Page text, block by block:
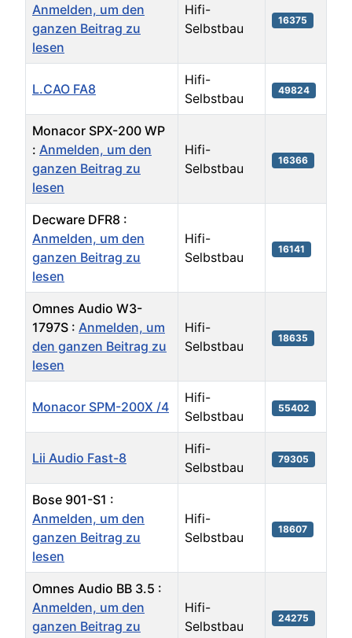
Anmelden, um den
ganzen Beitrag zu
lesen
Hifi-
Selbstbau
16375
L.CAO FA8
Hifi-
Selbstbau
49824
Monacor SPX-200 WP
: Anmelden, um den
ganzen Beitrag zu
lesen
Hifi-
Selbstbau
16366
Decware DFR8 :
Anmelden, um den
ganzen Beitrag zu
lesen
Hifi-
Selbstbau
16141
Omnes Audio W3-
1797S : Anmelden, um
den ganzen Beitrag zu
lesen
Hifi-
Selbstbau
18635
Monacor SPM-200X /4
Hifi-
Selbstbau
55402
Lii Audio Fast-8
Hifi-
Selbstbau
79305
Bose 901-S1 :
Anmelden, um den
ganzen Beitrag zu
lesen
Hifi-
Selbstbau
18607
Omnes Audio BB 3.5 :
Anmelden, um den
ganzen Beitrag zu
Hifi-
Selbstbau
24275